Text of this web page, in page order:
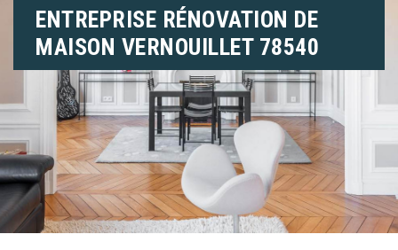
ENTREPRISE RÉNOVATION DE
MAISON VERNOUILLET 78540